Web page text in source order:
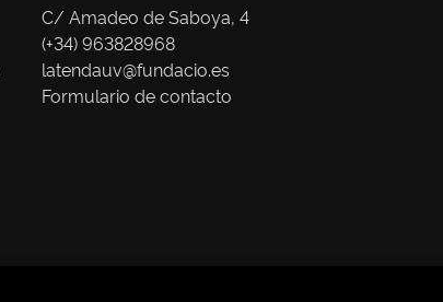
C/ Amadeo de Saboya, 4
(+34) 963828968
latendauv@fundacio.es
Formulario de contacto